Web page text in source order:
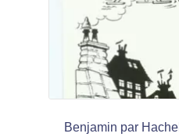
Benjamin par